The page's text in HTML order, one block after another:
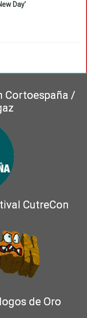
Day’
Cortoespaña /
CutreCon
de Oro